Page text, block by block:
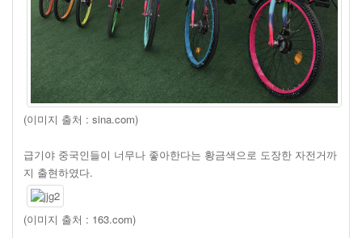
(이미지 출처 : sina.com)
급기야 중국인들이 너무나 좋아한다는 황금색으로 도장한 자전거까
지 출현하였다.
(이미지 출처 : 163.com)